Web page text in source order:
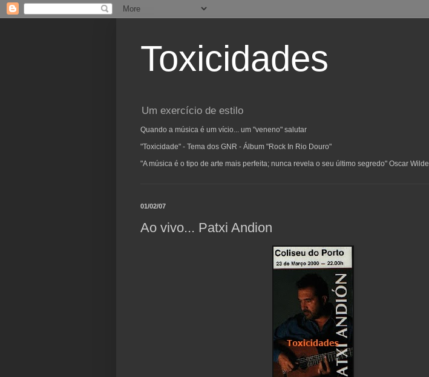
Toxicidades
Um exercício de estilo
Quando a música é um vício... um "veneno" salutar
"Toxicidade" - Tema dos GNR - Álbum "Rock In Rio Douro"
"A música é o tipo de arte mais perfeita; nunca revela o seu último segredo" Oscar Wilde
01/02/07
Ao vivo... Patxi Andion